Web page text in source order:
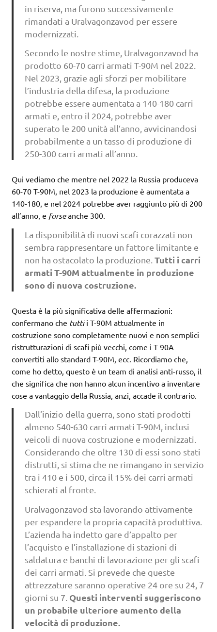
in riserva, ma furono successivamente
rimandati a Uralvagonzavod per essere
modernizzati.
Secondo le nostre stime, Uralvagonzavod ha
prodotto 60-70 carri armati T-90M nel 2022.
Nel 2023, grazie agli sforzi per mobilitare
l’industria della difesa, la produzione
potrebbe essere aumentata a 140-180 carri
armati e, entro il 2024, potrebbe aver
superato le 200 unità all’anno, avvicinandosi
probabilmente a un tasso di produzione di
250-300 carri armati all’anno.
Qui vediamo che mentre nel 2022 la Russia produceva
60-70 T-90M, nel 2023 la produzione è aumentata a
140-180, e nel 2024 potrebbe aver raggiunto più di 200
all’anno, e forseanche 300.
La disponibilità di nuovi scafi corazzati non
sembra rappresentare un fattore limitante e
non ha ostacolato la produzione. Tutti i carri
armati T-90M attualmente in produzione
sono di nuova costruzione.
Questa è la più significativa delle affermazioni:
confermano che tuttii T-90M attualmente in
costruzione sono completamente nuovi e non semplici
ristrutturazioni di scafi più vecchi, come i T-90A
convertiti allo standard T-90M, ecc. Ricordiamo che,
come ho detto, questo è un team di analisi anti-russo, il
che significa che non hanno alcun incentivo a inventare
cose a vantaggio della Russia, anzi, accade il contrario.
Dall’inizio della guerra, sono stati prodotti
almeno 540-630 carri armati T-90M, inclusi
veicoli di nuova costruzione e modernizzati.
Considerando che oltre 130 di essi sono stati
distrutti, si stima che ne rimangano in servizio
tra i 410 e i 500, circa il 15% dei carri armati
schierati al fronte.
Uralvagonzavod sta lavorando attivamente
per espandere la propria capacità produttiva.
L’azienda ha indetto gare d’appalto per
l’acquisto e l’installazione di stazioni di
saldatura e banchi di lavorazione per gli scafi
dei carri armati. Si prevede che queste
attrezzature saranno operative 24 ore su 24, 7
giorni su 7. Questi interventi suggeriscono
un probabile ulteriore aumento della
velocità di produzione.